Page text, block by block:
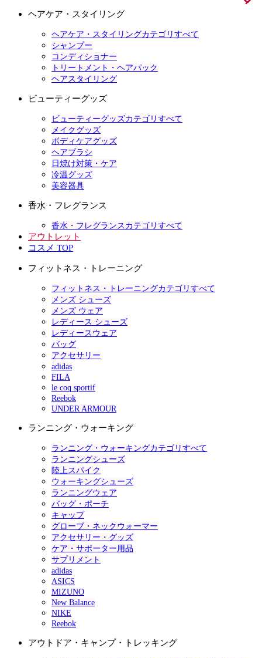
ヘアケア・スタイリング
ヘアケア・スタイリングカテゴリすべて
シャンプー
コンディショナー
トリートメント・ヘアパック
ヘアスタイリング
ビューティーグッズ
ビューティーグッズカテゴリすべて
メイクグッズ
ボディケアグッズ
ヘアブラシ
日焼け対策・ケア
冷温グッズ
美容器具
香水・フレグランス
香水・フレグランスカテゴリすべて
アウトレット
コスメ TOP
フィットネス・トレーニング
フィットネス・トレーニングカテゴリすべて
メンズ シューズ
メンズ ウェア
レディース シューズ
レディースウェア
バッグ
アクセサリー
adidas
FILA
le coq sportif
Reebok
UNDER ARMOUR
ランニング・ウォーキング
ランニング・ウォーキングカテゴリすべて
ランニングシューズ
陸上スパイク
ウォーキングシューズ
ランニングウェア
バッグ・ポーチ
キャップ
グローブ・ネックウォーマー
アクセサリー・グッズ
ケア・サポーター用品
サプリメント
adidas
ASICS
MIZUNO
New Balance
NIKE
Reebok
アウトドア・キャンプ・トレッキング